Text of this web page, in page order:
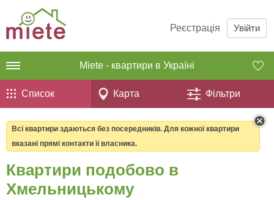
Реєстрація Увійти
Miete - квартири в Україні
Список Карта Фільтри
Всі квартири здаються без посередників. Для кожної квартири
вказані прямі контакти її власника.
Квартири подобово в
Хмельницькому